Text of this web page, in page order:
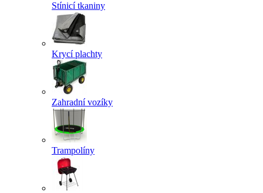
Stínicí tkaniny
Krycí plachty
Zahradní vozíky
Trampolíny